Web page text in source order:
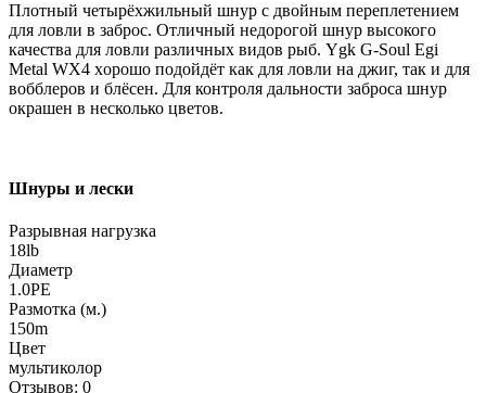
Плотный четырёхжильный шнур с двойным переплетением
для ловли в заброс. Отличный недорогой шнур высокого
качества для ловли различных видов рыб. Ygk G-Soul Egi
Metal WX4 xорошо подойдёт как для ловли на джиг, так и для
вобблеров и блёсен. Для контроля дальности заброса шнур
окрашен в несколько цветов.
Шнуры и лески
Разрывная нагрузка
18lb
Диаметр
1.0PE
Размотка (м.)
150m
Цвет
мультиколор
Отзывов: 0